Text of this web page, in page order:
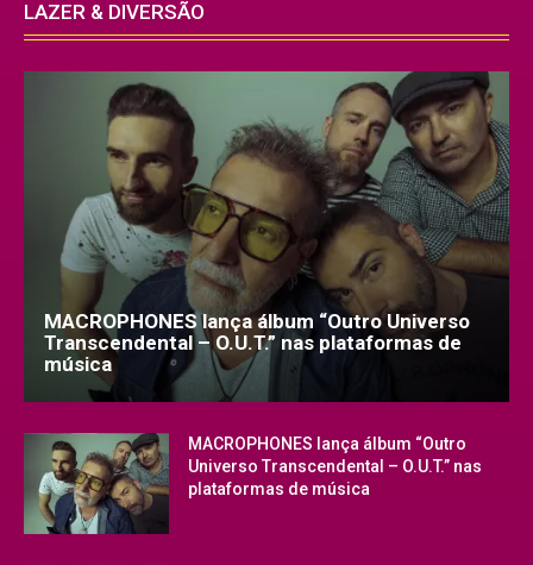
LAZER & DIVERSÃO
MACROPHONES lança álbum “Outro Universo
Transcendental – O.U.T.” nas plataformas de
música
MACROPHONES lança álbum “Outro
Universo Transcendental – O.U.T.” nas
plataformas de música